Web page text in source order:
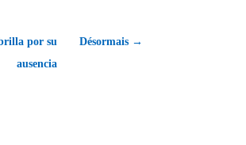
por su
ausencia
Désormais →